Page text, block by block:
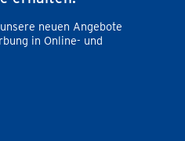
neuen Angebote
in Online- und